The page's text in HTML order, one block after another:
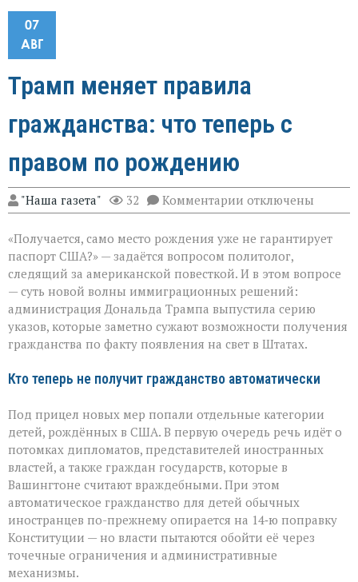
07
АВГ
Трамп меняет правила
гражданства: что теперь с
правом по рождению
"Наша газета" 32 Комментарии к
записи
меняет
правила
гражданства:
что
теперь
с
правом
по
рождению
отключены
«Получается, само место рождения уже не гарантирует
паспорт США?» — задаётся вопросом политолог,
следящий за американской повесткой. И в этом вопросе
— суть новой волны иммиграционных решений:
администрация Дональда Трампа выпустила серию
указов, которые заметно сужают возможности получения
гражданства по факту появления на свет в Штатах.
Кто теперь не получит гражданство автоматически
Под прицел новых мер попали отдельные категории
детей, рождённых в США. В первую очередь речь идёт о
потомках дипломатов, представителей иностранных
властей, а также граждан государств, которые в
Вашингтоне считают враждебными. При этом
автоматическое гражданство для детей обычных
иностранцев по-прежнему опирается на 14‑ю поправку
Конституции — но власти пытаются обойти её через
точечные ограничения и административные
механизмы.